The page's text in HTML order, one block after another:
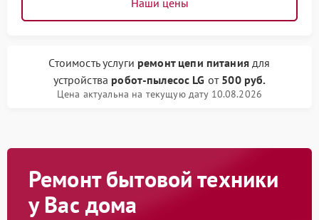
Наши цены
Стоимость услуги ремонт цепи питаниядля
устройства робот-пылесос LG от 500 руб.
Цена актуальна на текущую дату 10.08.2026
Ремонт бытовой техники
у Вас дома